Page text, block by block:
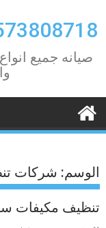
to
content
0573808718 شركة صيانه
صيانه جميع
الوسم: شركات
تنظيف مكيفات سبليت